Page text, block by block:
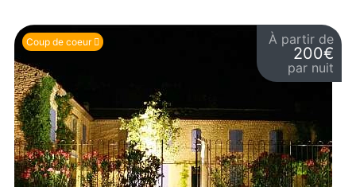
À partir de
200€
par nuit
Coup de coeur